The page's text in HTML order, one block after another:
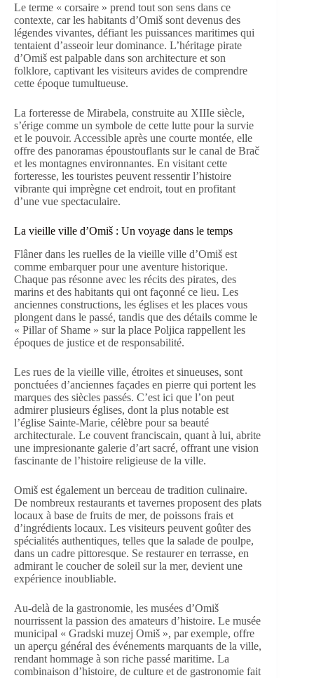
Le terme « corsaire » prend tout son sens dans ce
contexte, car les habitants d’Omiš sont devenus des
légendes vivantes, défiant les puissances maritimes qui
tentaient d’asseoir leur dominance. L’héritage pirate
d’Omiš est palpable dans son architecture et son
folklore, captivant les visiteurs avides de comprendre
cette époque tumultueuse.
La forteresse de Mirabela, construite au XIIIe siècle,
s’érige comme un symbole de cette lutte pour la survie
et le pouvoir. Accessible après une courte montée, elle
offre des panoramas époustouflants sur le canal de Brač
et les montagnes environnantes. En visitant cette
forteresse, les touristes peuvent ressentir l’histoire
vibrante qui imprègne cet endroit, tout en profitant
d’une vue spectaculaire.
La vieille ville d’Omiš : Un voyage dans le temps
Flâner dans les ruelles de la vieille ville d’Omiš est
comme embarquer pour une aventure historique.
Chaque pas résonne avec les récits des pirates, des
marins et des habitants qui ont façonné ce lieu. Les
anciennes constructions, les églises et les places vous
plongent dans le passé, tandis que des détails comme le
« Pillar of Shame » sur la place Poljica rappellent les
époques de justice et de responsabilité.
Les rues de la vieille ville, étroites et sinueuses, sont
ponctuées d’anciennes façades en pierre qui portent les
marques des siècles passés. C’est ici que l’on peut
admirer plusieurs églises, dont la plus notable est
l’église Sainte-Marie, célèbre pour sa beauté
architecturale. Le couvent franciscain, quant à lui, abrite
une impresionante galerie d’art sacré, offrant une vision
fascinante de l’histoire religieuse de la ville.
Omiš est également un berceau de tradition culinaire.
De nombreux restaurants et tavernes proposent des plats
locaux à base de fruits de mer, de poissons frais et
d’ingrédients locaux. Les visiteurs peuvent goûter des
spécialités authentiques, telles que la salade de poulpe,
dans un cadre pittoresque. Se restaurer en terrasse, en
admirant le coucher de soleil sur la mer, devient une
expérience inoubliable.
Au-delà de la gastronomie, les musées d’Omiš
nourrissent la passion des amateurs d’histoire. Le musée
municipal « Gradski muzej Omiš », par exemple, offre
un aperçu général des événements marquants de la ville,
rendant hommage à son riche passé maritime. La
combinaison d’histoire, de culture et de gastronomie fait